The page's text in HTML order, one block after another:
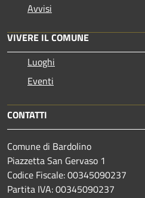
Avvisi
VIVERE IL COMUNE
Luoghi
Eventi
CONTATTI
Comune di Bardolino
Piazzetta San Gervaso 1
Codice Fiscale: 00345090237
Partita IVA: 00345090237